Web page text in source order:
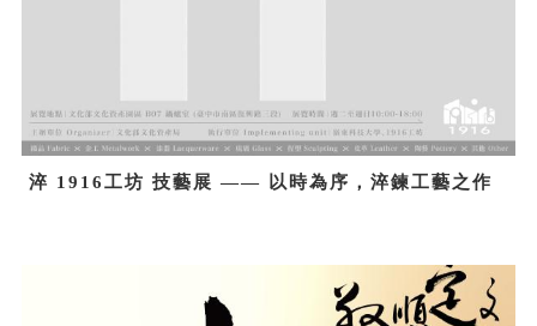
淬 1916工坊 技藝展 —— 以時為序，淬鍊工藝之作